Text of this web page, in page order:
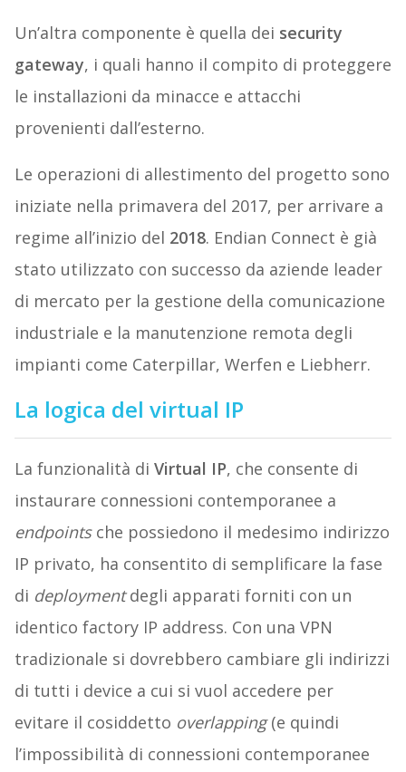
Un’altra componente è quella dei security
gateway, i quali hanno il compito di proteggere
le installazioni da minacce e attacchi
provenienti dall’esterno.
Le operazioni di allestimento del progetto sono
iniziate nella primavera del 2017, per arrivare a
regime all’inizio del 2018. Endian Connect è già
stato utilizzato con successo da aziende leader
di mercato per la gestione della comunicazione
industriale e la manutenzione remota degli
impianti come Caterpillar, Werfen e Liebherr.
La logica del virtual IP
La funzionalità di Virtual IP, che consente di
instaurare connessioni contemporanee a
endpointsche possiedono il medesimo indirizzo
IP privato, ha consentito di semplificare la fase
di deploymentdegli apparati forniti con un
identico factory IP address. Con una VPN
tradizionale si dovrebbero cambiare gli indirizzi
di tutti i device a cui si vuol acce­dere per
evitare il cosiddetto overlapping(e quindi
l’impossibilità di connessioni contempo­ranee